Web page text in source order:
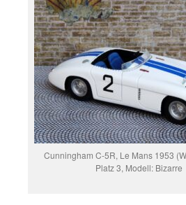
Cunningham C-5R, Le Mans 1953
Platz 3, Modell: Bizarre